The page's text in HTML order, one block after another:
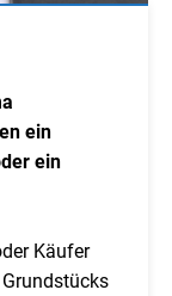
ein
ein
Käufer